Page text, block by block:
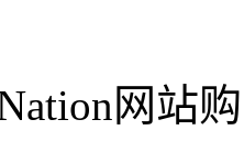
网站